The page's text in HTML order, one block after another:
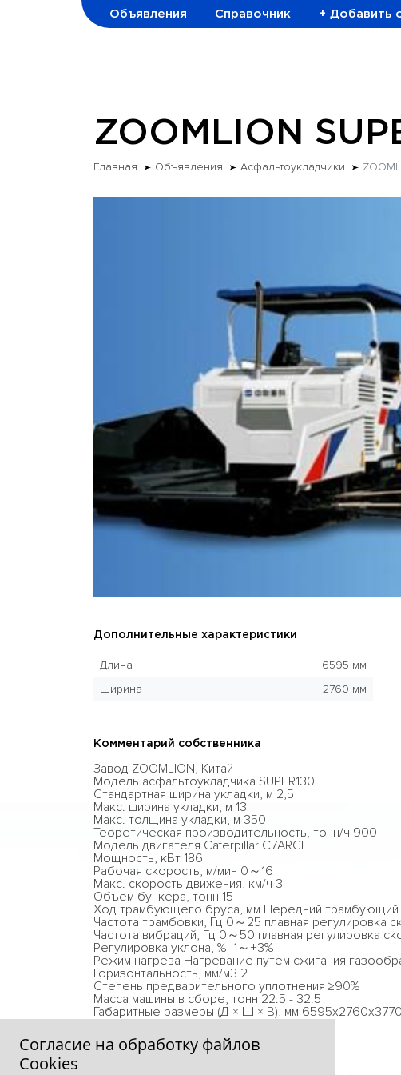
Объявления Справочник + Добавить
ZOOMLION
Главная Объявления Асфальтоукладчики
Дополнительные характеристики
Длина
6595 мм
Ширина
2760 мм
Комментарий собственника
Завод ZOOMLION, Китай
Модель асфальтоукладчика SUPER130
Стандартная ширина укладки, м 2,5
Макс. ширина укладки, м 13
Макс. толщина укладки, м 350
Теоретическая производительность, тонн/ч 900
Модель двигателя Caterpillar C7ARCET
Мощность, кВт 186
Рабочая скорость, м/мин 0～16
Макс. скорость движения, км/ч 3
Объем бункера, тонн 15
Ход трамбующего бруса, мм Передний
Частота трамбовки, Гц 0～25 плавная регулировка
Частота вибраций, Гц 0～50 плавная регулировка
Регулировка уклона, % -1～+3%
Режим нагрева Нагревание путем сжигания
Горизонтальность, мм/м3 2
Степень предварительного уплотнения ≥90%
Масса машины в сборе, тонн 22.5 - 32.5
Габаритные размеры (Д × Ш × В), мм 6595x2760x3770
Согласие на обработку файлов
Сookies